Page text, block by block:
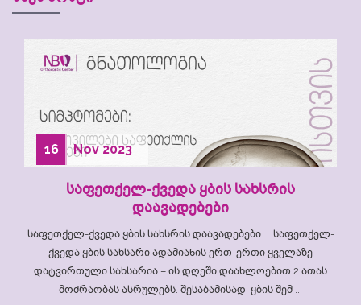
16 Nov 2023
საფეთქელ-ქვედა ყბის სახსრის
დაავადებები
საფეთქელ-ქვედა ყბის სახსრის დაავადებები საფეთქელ-
ქვედა ყბის სახსარი ადამიანის ერთ-ერთი ყველაზე
დატვირთული სახსარია – ის დღეში დაახლოებით 2 ათას
მოძრაობას ასრულებს. შესაბამისად, ყბის შემ ...